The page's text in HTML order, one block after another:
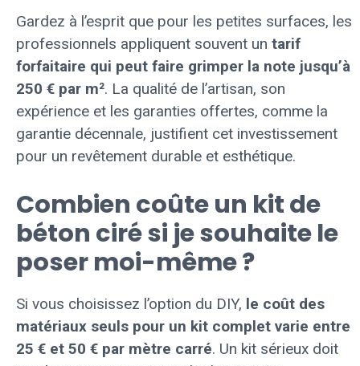
Gardez à l’esprit que pour les petites surfaces, les
professionnels appliquent souvent un tarif
forfaitaire qui peut faire grimper la note jusqu’à
250 € par m². La qualité de l’artisan, son
expérience et les garanties offertes, comme la
garantie décennale, justifient cet investissement
pour un revêtement durable et esthétique.
Combien coûte un kit de
béton ciré si je souhaite le
poser moi-même ?
Si vous choisissez l’option du DIY, le coût des
matériaux seuls pour un kit complet varie entre
25 € et 50 € par mètre carré. Un kit sérieux doit